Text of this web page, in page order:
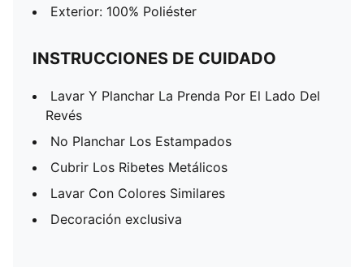
Exterior: 100% Poliéster
INSTRUCCIONES DE CUIDADO
Lavar Y Planchar La Prenda Por El Lado Del
Revés
No Planchar Los Estampados
Cubrir Los Ribetes Metálicos
Lavar Con Colores Similares
Decoración exclusiva